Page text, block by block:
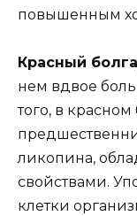
повышенным
Красный
нем вдвое
того, в
ликопина,
свойствами.
клетки